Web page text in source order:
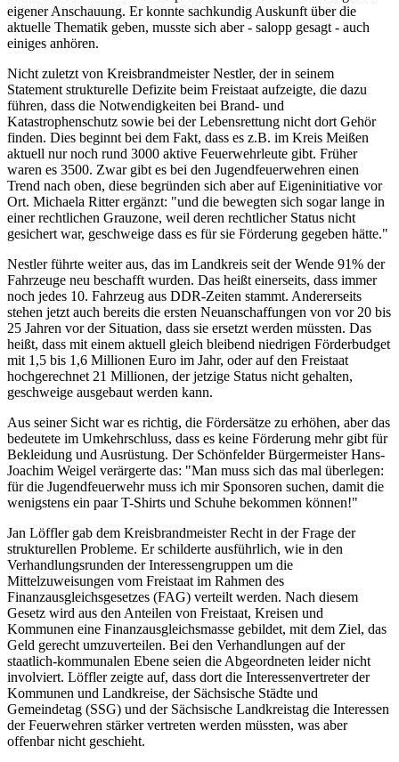
eigener Anschauung. Er konnte sachkundig Auskunft über die
aktuelle Thematik geben, musste sich aber - salopp gesagt - auch
einiges anhören.
Nicht zuletzt von Kreisbrandmeister Nestler, der in seinem
Statement strukturelle Defizite beim Freistaat aufzeigte, die dazu
führen, dass die Notwendigkeiten bei Brand- und
Katastrophenschutz sowie bei der Lebensrettung nicht dort Gehör
finden. Dies beginnt bei dem Fakt, dass es z.B. im Kreis Meißen
aktuell nur noch rund 3000 aktive Feuerwehrleute gibt. Früher
waren es 3500. Zwar gibt es bei den Jugendfeuerwehren einen
Trend nach oben, diese begründen sich aber auf Eigeninitiative vor
Ort. Michaela Ritter ergänzt: "und die bewegten sich sogar lange in
einer rechtlichen Grauzone, weil deren rechtlicher Status nicht
gesichert war, geschweige dass es für sie Förderung gegeben hätte."
Nestler führte weiter aus, das im Landkreis seit der Wende 91% der
Fahrzeuge neu beschafft wurden. Das heißt einerseits, dass immer
noch jedes 10. Fahrzeug aus DDR-Zeiten stammt. Andererseits
stehen jetzt auch bereits die ersten Neuanschaffungen von vor 20 bis
25 Jahren vor der Situation, dass sie ersetzt werden müssten. Das
heißt, dass mit einem aktuell gleich bleibend niedrigen Förderbudget
mit 1,5 bis 1,6 Millionen Euro im Jahr, oder auf den Freistaat
hochgerechnet 21 Millionen, der jetzige Status nicht gehalten,
geschweige ausgebaut werden kann.
Aus seiner Sicht war es richtig, die Fördersätze zu erhöhen, aber das
bedeutete im Umkehrschluss, dass es keine Förderung mehr gibt für
Bekleidung und Ausrüstung. Der Schönfelder Bürgermeister Hans-
Joachim Weigel verärgerte das: "Man muss sich das mal überlegen:
für die Jugendfeuerwehr muss ich mir Sponsoren suchen, damit die
wenigstens ein paar T-Shirts und Schuhe bekommen können!"
Jan Löffler gab dem Kreisbrandmeister Recht in der Frage der
strukturellen Probleme. Er schilderte ausführlich, wie in den
Verhandlungsrunden der Interessengruppen um die
Mittelzuweisungen vom Freistaat im Rahmen des
Finanzausgleichsgesetzes (FAG) verteilt werden. Nach diesem
Gesetz wird aus den Anteilen von Freistaat, Kreisen und
Kommunen eine Finanzausgleichsmasse gebildet, mit dem Ziel, das
Geld gerecht umzuverteilen. Bei den Verhandlungen auf der
staatlich-kommunalen Ebene seien die Abgeordneten leider nicht
involviert. Löffler zeigte auf, dass dort die Interessenvertreter der
Kommunen und Landkreise, der Sächsische Städte und
Gemeindetag (SSG) und der Sächsische Landkreistag die Interessen
der Feuerwehren stärker vertreten werden müssten, was aber
offenbar nicht geschieht.